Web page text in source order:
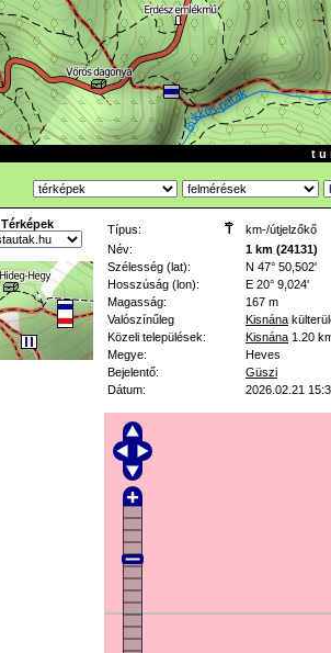
t u
Térképek Típus:
km-/útjelzőkő
Név:
1 km (24131)
Szélesség (lat):
N 47° 50,502'
Hosszúság (lon):
E 20° 9,024'
Magasság:
167 m
Valószínűleg
Kisnána
Közeli települések:
Kisnána 1.20
Megye:
Heves
Bejelentő:
Güszi
Dátum:
2026.02.21